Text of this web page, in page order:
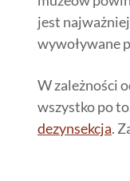
jest
wywoływane
W zależności
wszystko po
dezynsekcja.